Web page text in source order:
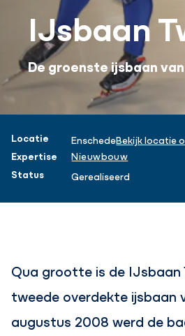
IJsbaan
De groenste ijsbaan
Projectinformatie
Locatie EnschedeBekijk locatie
Expertise
Nieuwbouw
Status
Gerealiseerd
Qua grootte is de IJsbaan
tweede overdekte ijsbaan
augustus 2008 werd de